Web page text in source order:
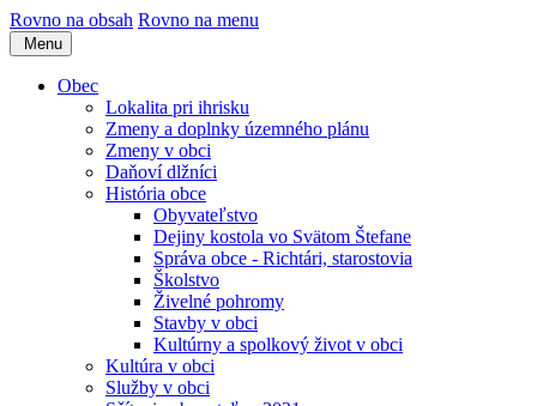
Rovno na obsah Rovno na menu
Menu
Obec
Lokalita pri ihrisku
Zmeny a doplnky územného plánu
Zmeny v obci
Daňoví dlžníci
História obce
Obyvateľstvo
Dejiny kostola vo Svätom Štefane
Správa obce - Richtári, starostovia
Školstvo
Živelné pohromy
Stavby v obci
Kultúrny a spolkový život v obci
Kultúra v obci
Služby v obci